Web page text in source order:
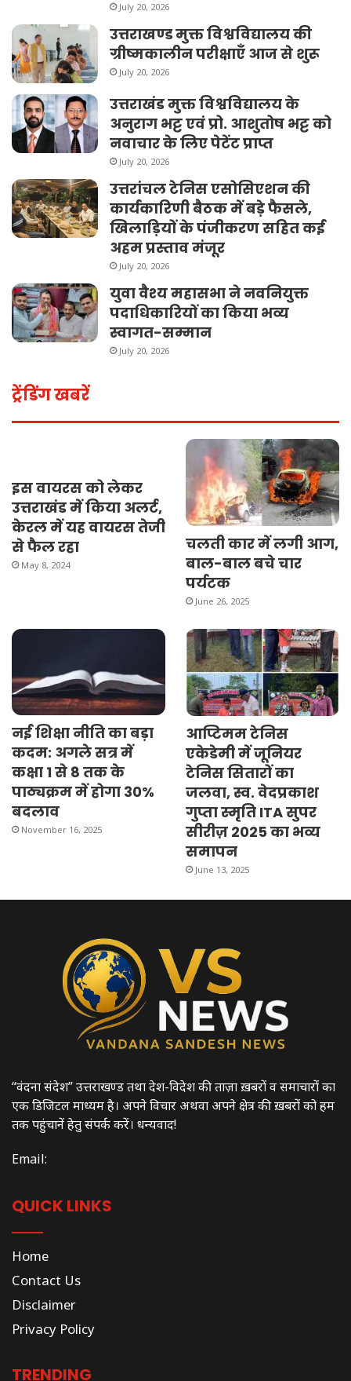
July 20, 2026
उत्तराखण्ड मुक्त विश्वविद्यालय की
ग्रीष्मकालीन परीक्षाएँ आज से शुरू
July 20, 2026
उत्तराखंड मुक्त विश्वविद्यालय के
अनुराग भट्ट एवं प्रो. आशुतोष भट्ट को
नवाचार के लिए पेटेंट प्राप्त
July 20, 2026
उत्तरांचल टेनिस एसोसिएशन की
कार्यकारिणी बैठक में बड़े फैसले,
खिलाड़ियों के पंजीकरण सहित कई
अहम प्रस्ताव मंजूर
July 20, 2026
युवा वैश्य महासभा ने नवनियुक्त
पदाधिकारियों का किया भव्य
स्वागत-सम्मान
July 20, 2026
ट्रेंडिंग खबरें
इस वायरस को लेकर
उत्तराखंड में किया अलर्ट,
केरल में यह वायरस तेजी
से फैल रहा
May 8, 2024
चलती कार में लगी आग,
बाल-बाल बचे चार
पर्यटक
June 26, 2025
नई शिक्षा नीति का बड़ा
कदम: अगले सत्र में
कक्षा 1 से 8 तक के
पाठ्यक्रम में होगा 30%
बदलाव
November 16, 2025
आप्टिमम टेनिस
एकेडेमी में जूनियर
टेनिस सितारों का
जलवा, स्व. वेदप्रकाश
गुप्ता स्मृति ITA सुपर
सीरीज़ 2025 का भव्य
समापन
June 13, 2025
“वंदना संदेश” उत्तराखण्ड तथा देश-विदेश की ताज़ा ख़बरों व समाचारों का
एक डिजिटल माध्यम है। अपने विचार अथवा अपने क्षेत्र की ख़बरों को हम
तक पहुंचानें हेतु संपर्क करें। धन्यवाद!
Email:
QUICK LINKS
Home
Contact Us
Disclaimer
Privacy Policy
TRENDING